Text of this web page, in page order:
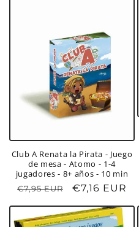
Club A Renata la Pirata - Juego
de mesa - Atomo - 1-4
jugadores - 8+ años - 10 min
Precio
€7,95 EUR
Precio
oferta
€7,16 EUR